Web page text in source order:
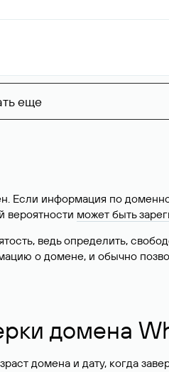
еще
Если информация по
вероятности может быть
ведь определить,
о домене, и обычно
домена
домена и дату, когда